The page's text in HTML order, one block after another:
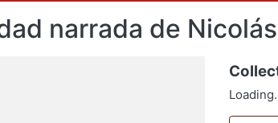
narrada de